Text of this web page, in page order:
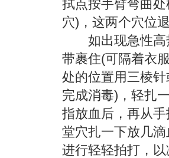
拭点按手臂弯曲
穴)，这两个穴位
如出现急性高
带裹住(可隔着衣
处的位置用三棱
完成消毒)，轻扎
指放血后，再从
堂穴扎一下放几
进行轻轻拍打，